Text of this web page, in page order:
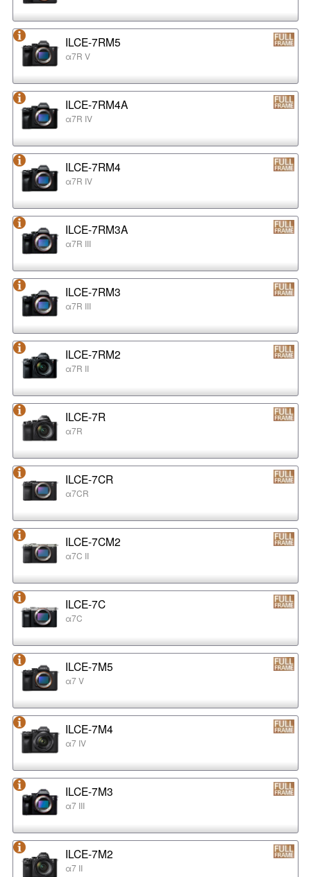
ILCE-7RM5
α7R V
ILCE-7RM4A
α7R IV
ILCE-7RM4
α7R IV
ILCE-7RM3A
α7R III
ILCE-7RM3
α7R III
ILCE-7RM2
α7R II
ILCE-7R
α7R
ILCE-7CR
α7CR
ILCE-7CM2
α7C II
ILCE-7C
α7C
ILCE-7M5
α7 V
ILCE-7M4
α7 IV
ILCE-7M3
α7 III
ILCE-7M2
α7 II